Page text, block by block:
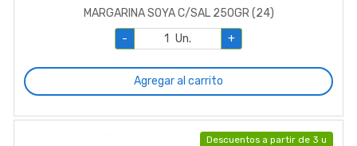
MARGARINA SOYA C/SAL 250GR (24)
-
Un. +
Agregar al carrito
Descuentos a partir de 3 u